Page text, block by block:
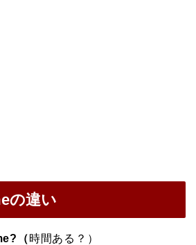
の違い
（時間ある？）